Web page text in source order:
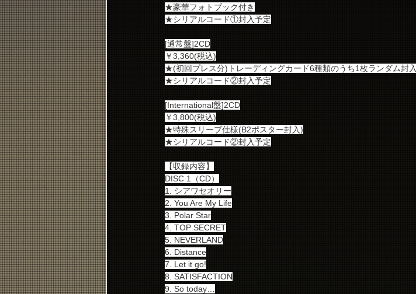
★豪華フォトブック付き
★シリアルコード①封入予定
[通常盤]2CD
￥3,360(税込)
★(初回プレス分)トレーディングカード6種類のうち1枚ランダム封入
★シリアルコード②封入予定
[International盤]2CD
￥3,800(税込)
★特殊スリーブ仕様(B2ポスター封入)
★シリアルコード②封入予定
【収録内容】
DISC 1（CD）
1. シアワセオリー
2. You Are My Life
3. Polar Star
4. TOP SECRET
5. NEVERLAND
6. Distance
7. Let it go!
8. SATISFACTION
9. So today…